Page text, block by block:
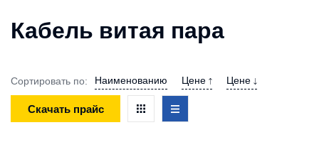
Кабель витая пара
Сортировать по: Наименованию Цене Цене
Скачать прайс